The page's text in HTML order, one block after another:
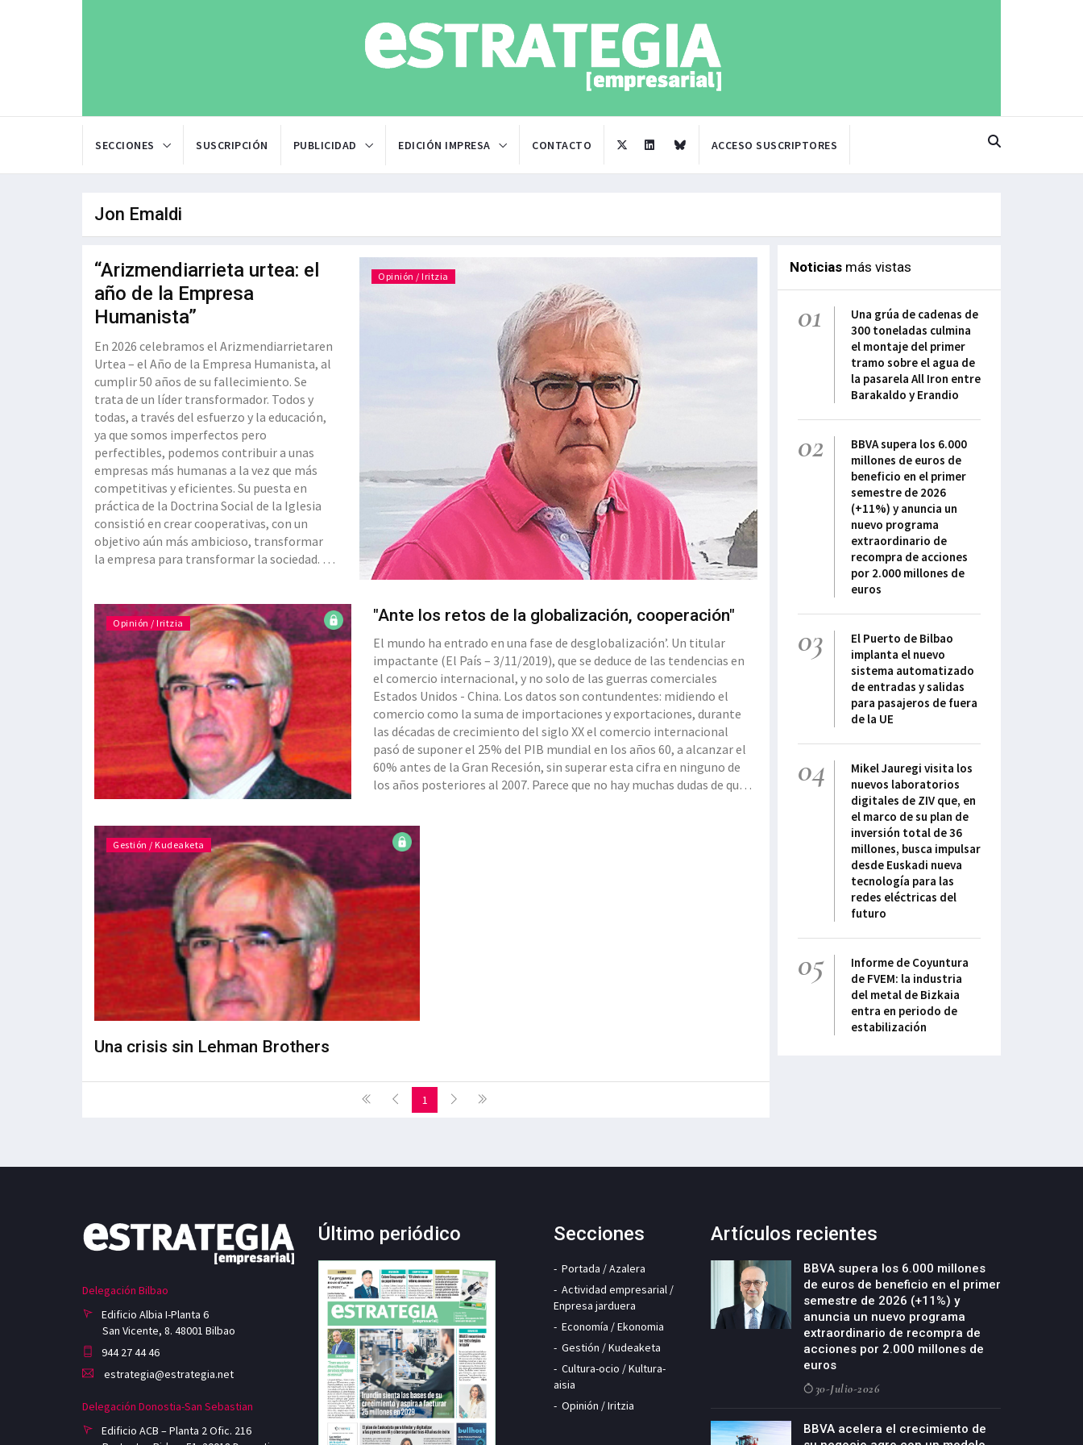
SECCIONES SUSCRIPCIÓN PUBLICIDAD EDICIÓN IMPRESA CONTACTO ACCESO SUSCRIPTORES
Jon Emaldi
“Arizmendiarrieta urtea: el
año de la Empresa
Humanista”
En 2026 celebramos el Arizmendiarrietaren
Urtea – el Año de la Empresa Humanista, al
cumplir 50 años de su fallecimiento. Se
trata de un líder transformador. Todos y
todas, a través del esfuerzo y la educación,
ya que somos imperfectos pero
perfectibles, podemos contribuir a unas
empresas más humanas a la vez que más
competitivas y eficientes. Su puesta en
práctica de la Doctrina Social de la Iglesia
consistió en crear cooperativas, con un
objetivo aún más ambicioso, transformar
la empresa para transformar la sociedad.
70.000 empleos en el Grupo Mondragon, e
Opinión / Iritzia
Opinión / Iritzia "Ante los retos de la globalización, cooperación"
El mundo ha entrado en una fase de desglobalización’. Un titular
impactante (El País – 3/11/2019), que se deduce de las tendencias en
el comercio internacional, y no solo de las guerras comerciales
Estados Unidos - China. Los datos son contundentes: midiendo el
comercio como la suma de importaciones y exportaciones, durante
las décadas de crecimiento del siglo XX el comercio internacional
pasó de suponer el 25% del PIB mundial en los años 60, a alcanzar el
60% antes de la Gran Recesión, sin superar esta cifra en ninguno de
los años posteriores al 2007. Parece que no hay muchas dudas de que
Gestión / Kudeaketa
Una crisis sin Lehman Brothers
1
Noticiasmás vistas
01
Una grúa de cadenas de
300 toneladas culmina
el montaje del primer
tramo sobre el agua de
la pasarela All Iron entre
Barakaldo y Erandio
02
BBVA supera los 6.000
millones de euros de
beneficio en el primer
semestre de 2026
(+11%) y anuncia un
nuevo programa
extraordinario de
recompra de acciones
por 2.000 millones de
euros
03
El Puerto de Bilbao
implanta el nuevo
sistema automatizado
de entradas y salidas
para pasajeros de fuera
de la UE
04
Mikel Jauregi visita los
nuevos laboratorios
digitales de ZIV que, en
el marco de su plan de
inversión total de 36
millones, busca impulsar
desde Euskadi nueva
tecnología para las
redes eléctricas del
futuro
05
Informe de Coyuntura
de FVEM: la industria
del metal de Bizkaia
entra en periodo de
estabilización
Delegación Bilbao
Edificio Albia I-Planta 6
San Vicente, 8. 48001 Bilbao
944 27 44 46
estrategia@estrategia.net
Delegación Donostia-San Sebastian
Edificio ACB – Planta 2 Ofic. 216
Último periódico Secciones
Portada / Azalera
Actividad empresarial /
Enpresa jarduera
Economía / Ekonomia
Gestión / Kudeaketa
Cultura-ocio / Kultura-
aisia
Opinión / Iritzia
Artículos recientes
BBVA supera los 6.000 millones
de euros de beneficio en el primer
semestre de 2026 (+11%) y
anuncia un nuevo programa
extraordinario de recompra de
acciones por 2.000 millones de
euros
30-Julio-2026
BBVA acelera el crecimiento de